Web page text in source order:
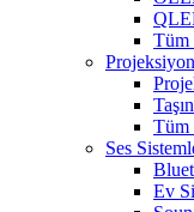
Tüm
Tüm
Ses
Ev